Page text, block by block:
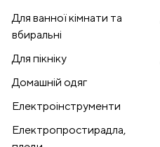
Для ванної кімнати та
вбиральні
Для пікніку
Домашній одяг
Електроінструменти
Електропростирадла,